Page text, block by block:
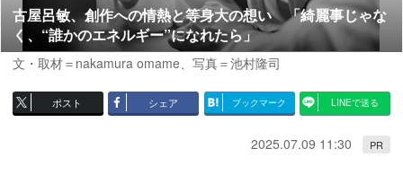
古屋呂敏、創作への情熱と等身大の想い 「綺麗事じゃな
く、“誰かのエネルギー”になれたら」
文・取材＝nakamura omame、 写真＝池村隆司
ポスト シェア ブックマーク LINEで送る
2025.07.09 11:30 PR